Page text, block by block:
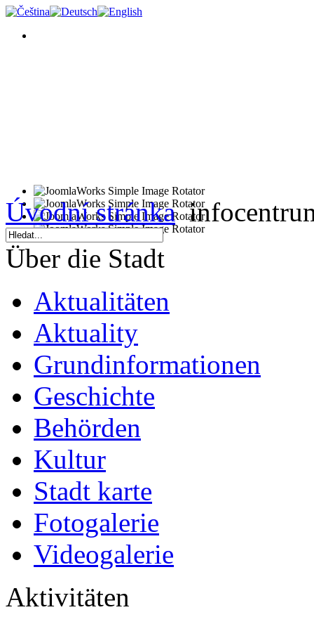
Úvodní stránka
Über die Stadt
Aktualitäten
Aktuality
Grundinformationen
Geschichte
Behörden
Kultur
Stadt karte
Fotogalerie
Videogalerie
Aktivitäten